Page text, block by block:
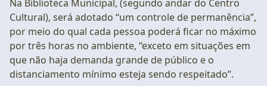
Na Biblioteca Municipal, (segundo andar do Centro
Cultural), será adotado “um controle de permanência”,
por meio do qual cada pessoa poderá ficar no máximo
por três horas no ambiente, “exceto em situações em
que não haja demanda grande de público e o
distanciamento mínimo esteja sendo respeitado”.